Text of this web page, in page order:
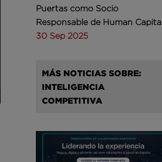
Puertas como Socio
Responsable de Human Capital
30 Sep 2025
MÁS NOTICIAS SOBRE:
INTELIGENCIA
COMPETITIVA